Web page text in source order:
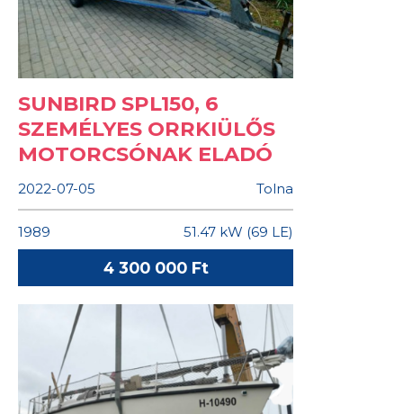
SUNBIRD SPL150, 6
SZEMÉLYES ORRKIÜLŐS
MOTORCSÓNAK ELADÓ
2022-07-05 Tolna
1989 51.47 kW (69 LE)
4 300 000 Ft